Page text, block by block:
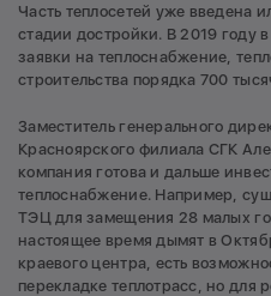
Часть теплосетей уже введена
стадии достройки. В 2019 году
заявки на теплоснабжение,
строительства порядка 700
Заместитель генерального
Красноярского филиала СГК
компания готова и дальше
теплоснабжение. Например,
ТЭЦ для замещения 28 малых
настоящее время дымят в
краевого центра, есть
перекладке теплотрасс, но для